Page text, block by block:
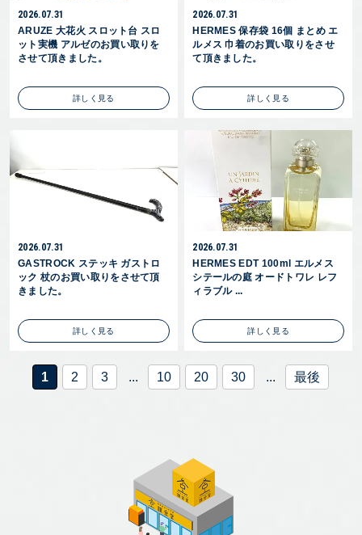
2026.07.31
ARUZE 大花火 スロット台 スロ
ット実機 アルゼのお買い取りを
させて頂きました。
詳しく見る
2026.07.31
HERMES 保存袋 16個 まとめ エ
ルメス 巾着のお買い取りをさせ
て頂きました。
詳しく見る
2026.07.31
GASTROCK ステッキ ガストロ
ック 杖のお買い取りをさせて頂
きました。
詳しく見る
2026.07.31
HERMES EDT 100ml エルメス
シテールの庭 オードトワレ レフ
ィラブル ...
詳しく見る
1 2 3 ... 10 20 30 ... 最後